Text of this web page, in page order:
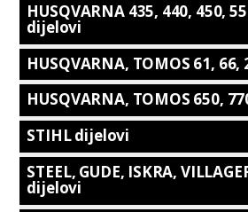
HUSQVARNA 435, 440, 450,
dijelovi
HUSQVARNA, TOMOS 61,
HUSQVARNA, TOMOS 650,
STIHL dijelovi
STEEL, GUDE, ISKRA,
dijelovi